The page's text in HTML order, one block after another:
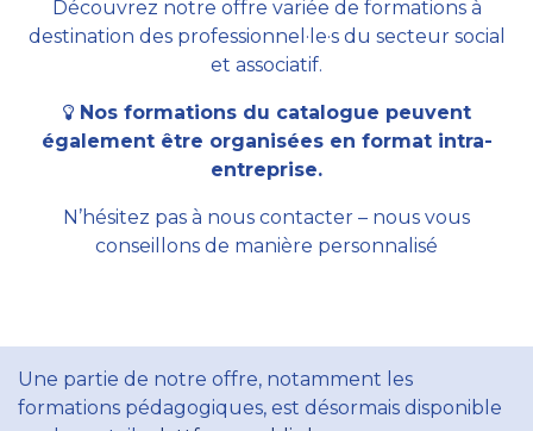
Découvrez notre offre variée de formations à
destination des professionnel·le·s du secteur social
et associatif.
Nos formations du catalogue peuvent
également être organisées en format intra-
entreprise.
N’hésitez pas à nous contacter – nous vous
conseillons de manière personnalisé
Une partie de notre offre, notamment les
formations pédagogiques, est désormais disponible